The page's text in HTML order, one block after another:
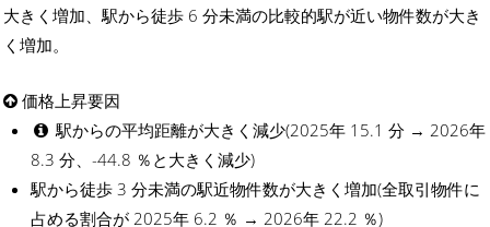
大きく増加、駅から徒歩 6 分未満の比較的駅が近い物件数が大き
く増加。
価格上昇要因
駅からの平均距離が大きく減少(2025年 15.1 分 → 2026年
8.3 分、-44.8 ％と大きく減少)
駅から徒歩 3 分未満の駅近物件数が大きく増加(全取引物件に
占める割合が 2025年 6.2 ％ → 2026年 22.2 ％)